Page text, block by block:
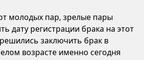
молодых пар, зрелые пары
дату регистрации брака на этот
заключить брак в
возрасте именно сегодня